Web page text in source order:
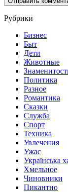
Рубрики
Бизнес
Быт
Дети
Животные
Политика
Разное
Романтика
Сказки
Служба
Спорт
Техника
Увлечения
Ужас
Українська
Хмельное
Чиновники
Пикантно